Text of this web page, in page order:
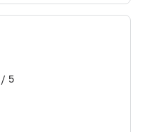
/ 5